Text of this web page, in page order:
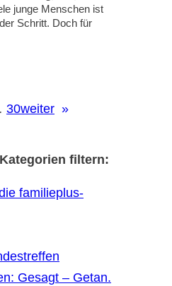
junge Menschen ist
Schritt. Doch für
30weiter »
filtern:
familieplus-
Gesagt – Getan.